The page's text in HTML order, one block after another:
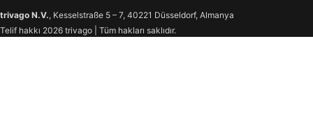
trivago N.V., Kesselstraße 5 – 7, 40221 Düsseldorf, Almanya
Telif hakkı 2026 trivago | Tüm hakları saklıdır.